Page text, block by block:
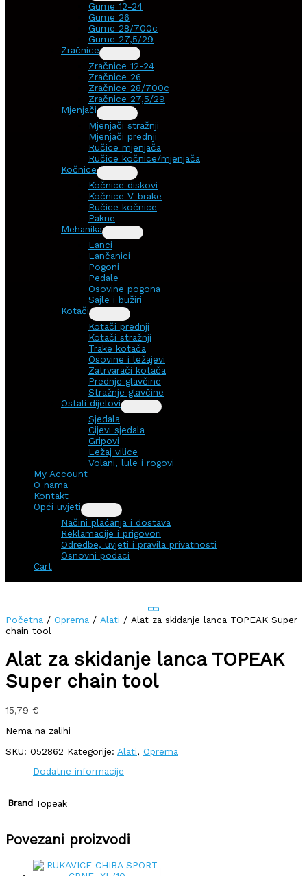
Gume 12-24
Gume 26
Gume 28/700c
Gume 27,5/29
Zračnice
Zračnice 12-24
Zračnice 26
Zračnice 28/700c
Zračnice 27,5/29
Mjenjači
Mjenjači stražnji
Mjenjači prednji
Ručice mjenjača
Ručice kočnice/mjenjača
Kočnice
Kočnice diskovi
Kočnice V-brake
Ručice kočnice
Pakne
Mehanika
Lanci
Lančanici
Pogoni
Pedale
Osovine pogona
Sajle i bužiri
Kotači
Kotači prednji
Kotači stražnji
Trake kotača
Osovine i ležajevi
Zatrvarači kotača
Prednje glavčine
Stražnje glavčine
Ostali dijelovi
Sjedala
Cijevi sjedala
Gripovi
Ležaj vilice
Volani, lule i rogovi
My Account
O nama
Kontakt
Opći uvjeti
Načini plaćanja i dostava
Reklamacije i prigovori
Odredbe, uvjeti i pravila privatnosti
Osnovni podaci
Cart
Početna / Oprema / Alati / Alat za skidanje lanca TOPEAK Super
chain tool
Alat za skidanje lanca TOPEAK
Super chain tool
15,79 €
Nema na zalihi
SKU: 052862 Kategorije: Alati, Oprema
Dodatne informacije
Brand Topeak
Povezani proizvodi